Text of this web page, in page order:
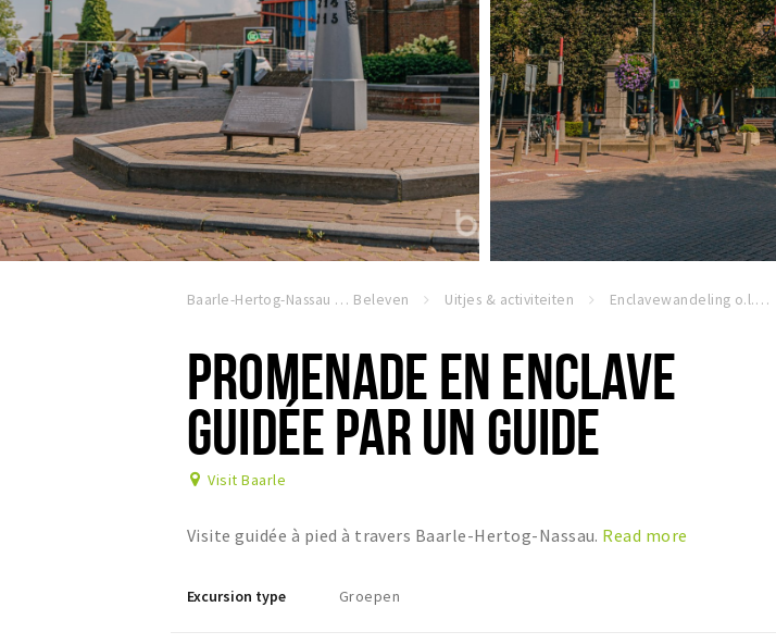
Baarle-Hertog-Nassau Beleven Uitjes & activiteiten Enclavewandeling o.l.v. een gids
PROMENADE EN ENCLAVE
GUIDÉE PAR UN GUIDE
Visit Baarle
Visite guidée à pied à travers Baarle-Hertog-Nassau. Read more
Excursion type Groepen